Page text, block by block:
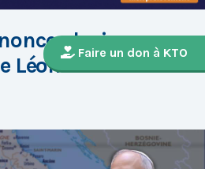
Faire un don à KTO
plusieurs
Léon XIV en Italie